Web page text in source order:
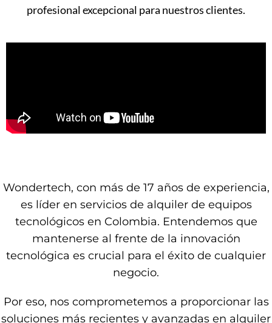
profesional excepcional para nuestros clientes.
Wondertech, con más de 17 años de experiencia,
es líder en servicios de alquiler de equipos
tecnológicos en Colombia. Entendemos que
mantenerse al frente de la innovación
tecnológica es crucial para el éxito de cualquier
negocio.
Por eso, nos comprometemos a proporcionar las
soluciones más recientes y avanzadas en alquiler